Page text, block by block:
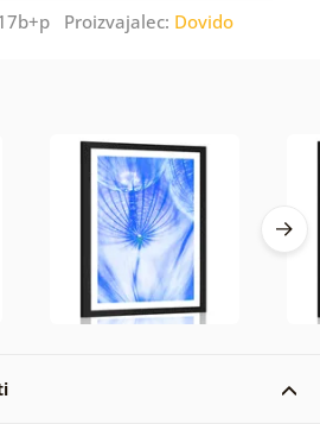
Proizvajalec: Dovido